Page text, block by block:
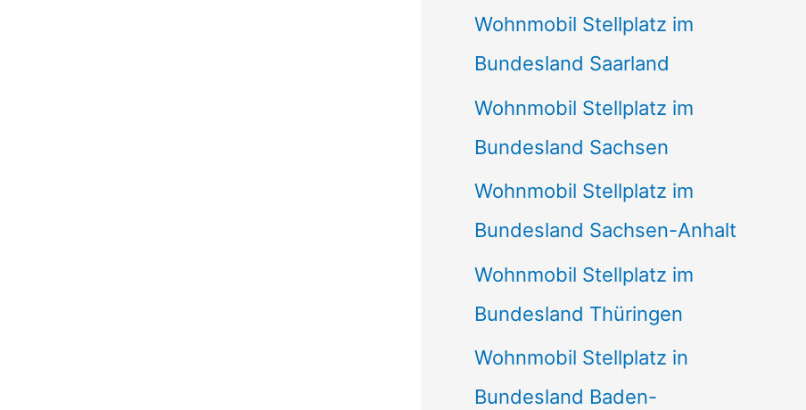
Wohnmobil Stellplatz im
Bundesland Saarland
Wohnmobil Stellplatz im
Bundesland Sachsen
Wohnmobil Stellplatz im
Bundesland Sachsen-Anhalt
Wohnmobil Stellplatz im
Bundesland Thüringen
Wohnmobil Stellplatz in
Bundesland Baden-